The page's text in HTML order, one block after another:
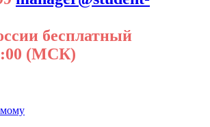
бесплатный
(МСК)